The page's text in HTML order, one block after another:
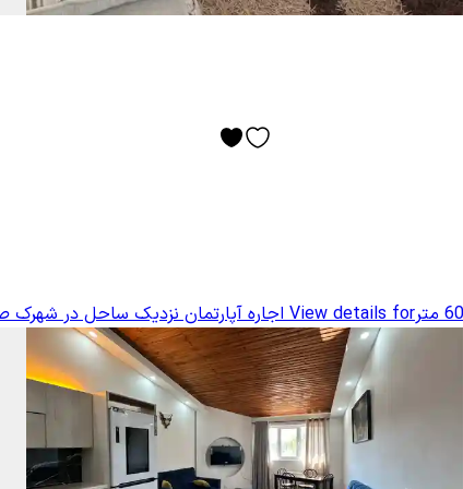
View details for اجاره آپارتمان نزدیک ساحل در شهرک